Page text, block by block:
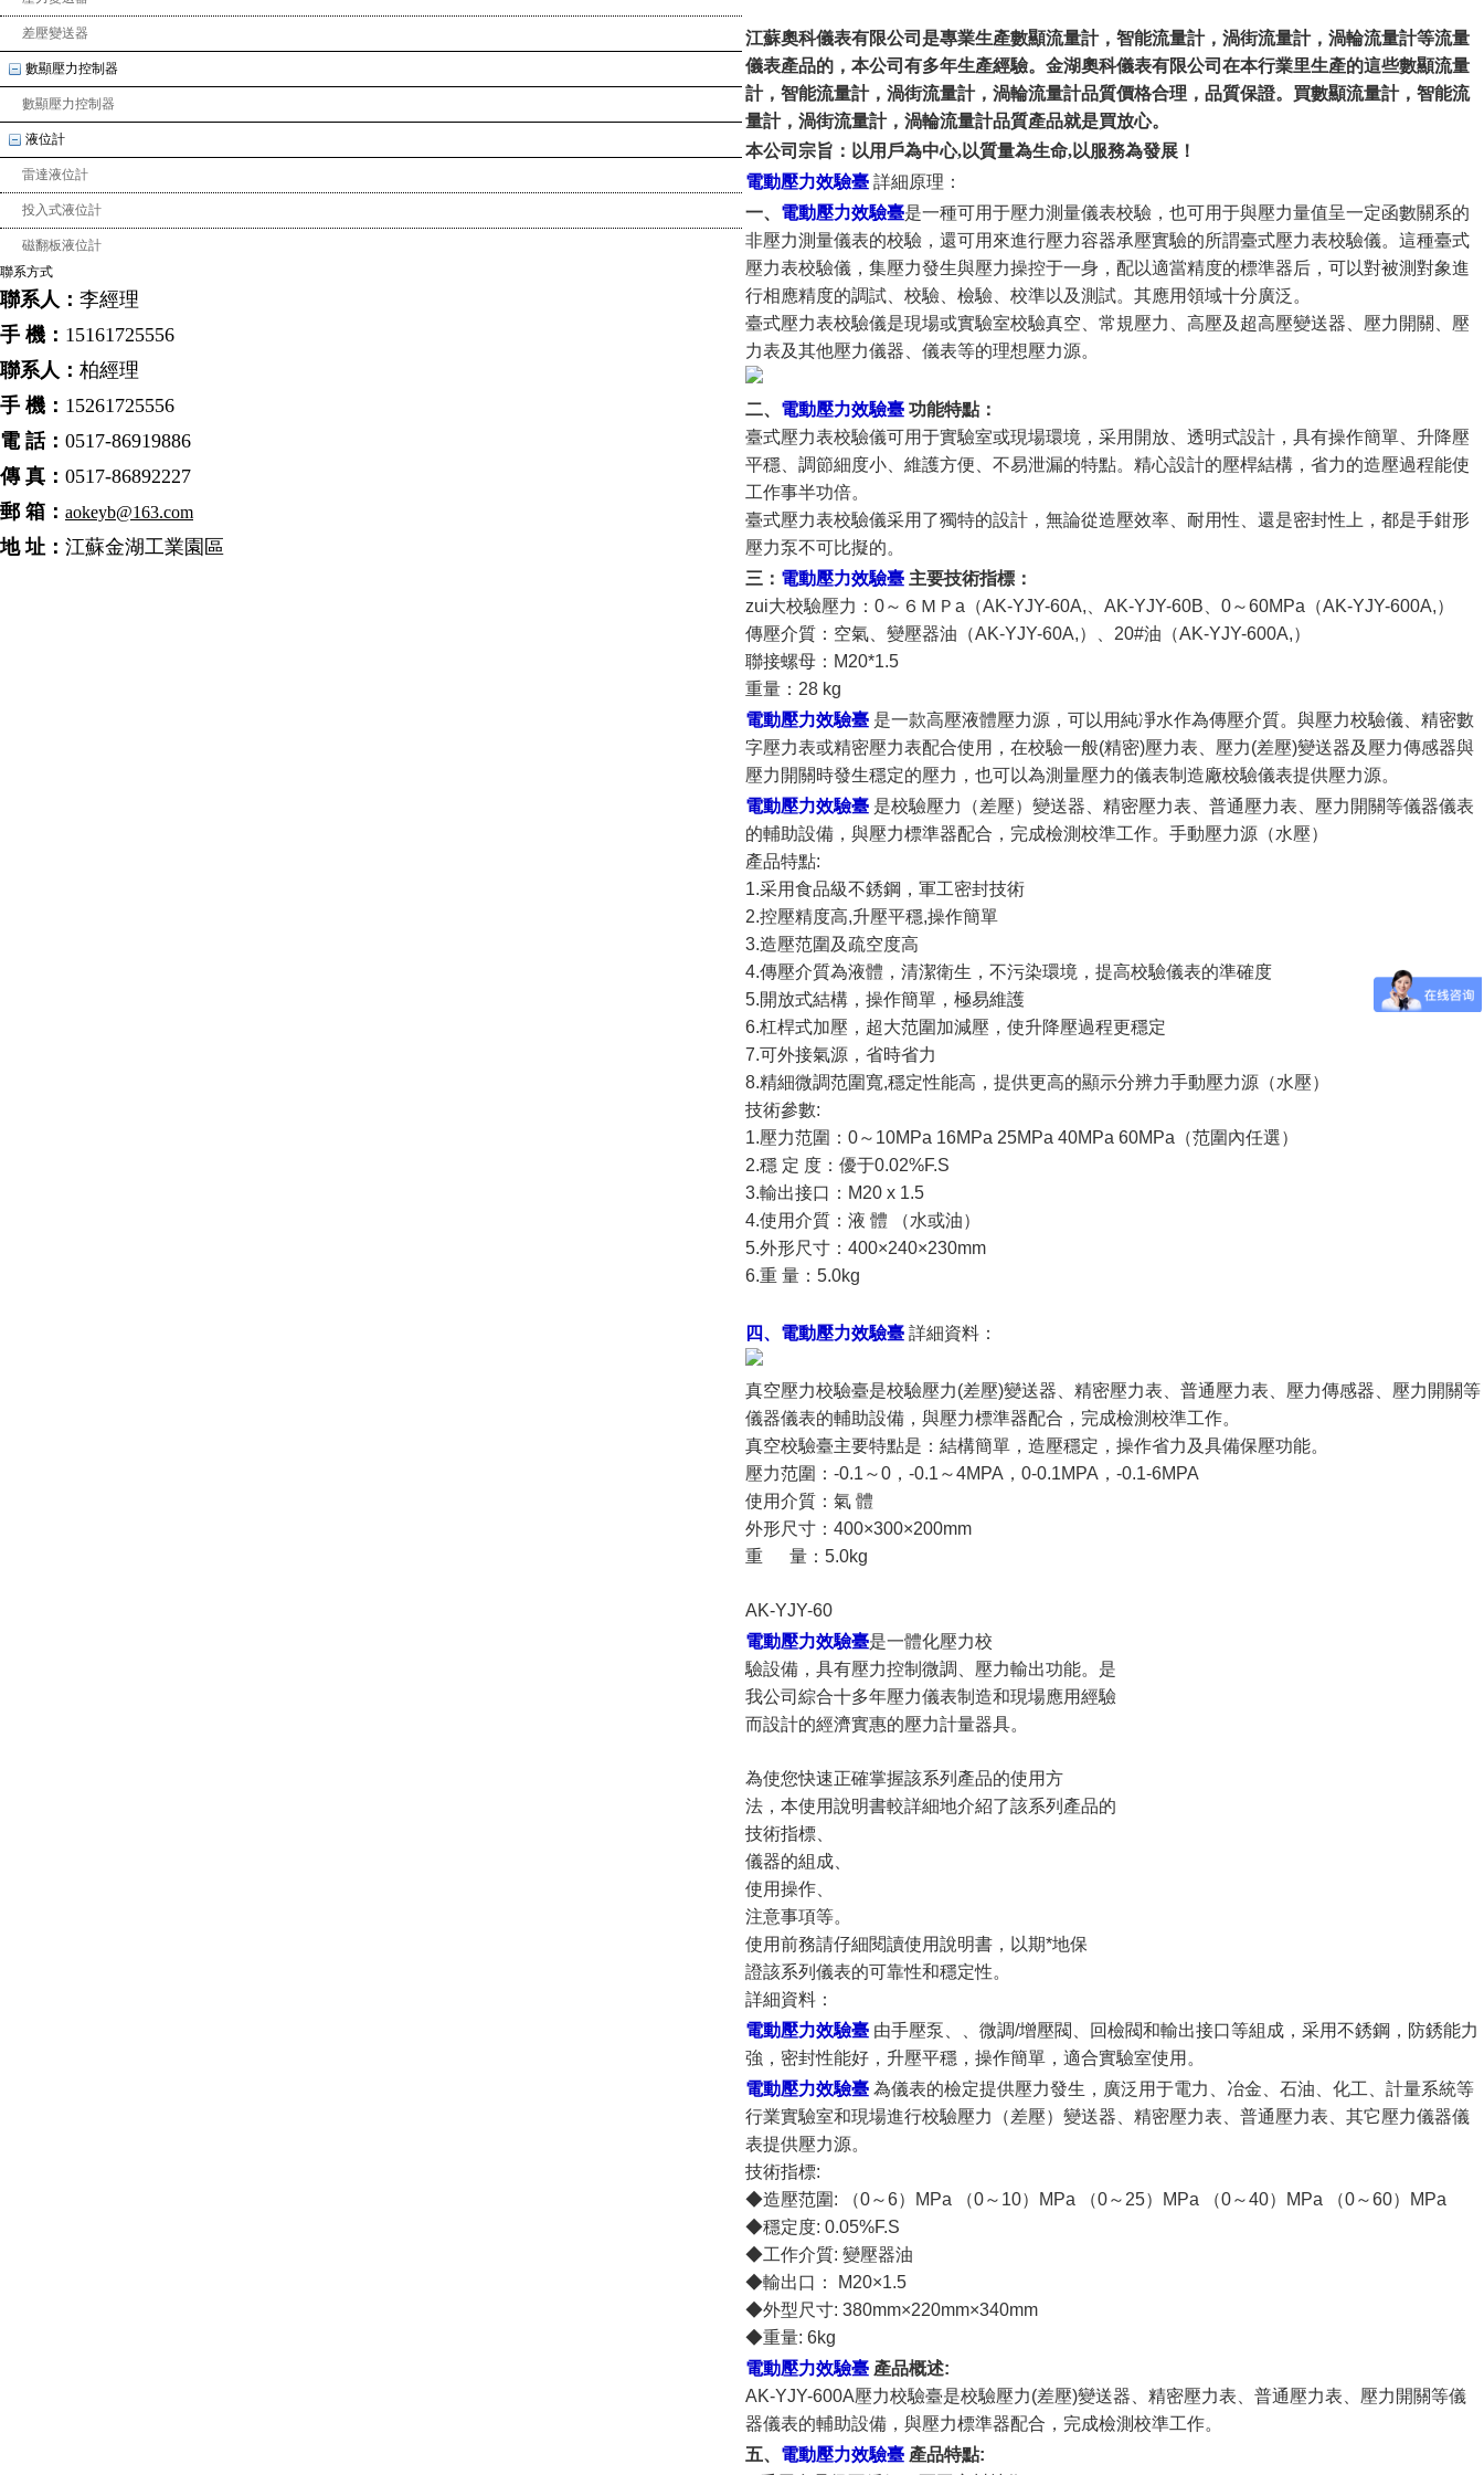
差壓變送器
數顯壓力控制器
數顯壓力控制器
液位計
雷達液位計
投入式液位計
磁翻板液位計
聯系方式
聯系人： 李經理
手 機： 15161725556
聯系人： 柏經理
手 機： 15261725556
電 話： 0517-86919886
傳 真： 0517-86892227
郵 箱： aokeyb@163.com
地 址： 江蘇金湖工業園區
江蘇奧科儀表有限公司是專業生產數顯流量計，智能流量計，渦街流量計，渦輪流量計等流量
儀表產品的，本公司有多年生產經驗。金湖奧科儀表有限公司在本行業里生產的這些數顯流量
計，智能流量計，渦街流量計，渦輪流量計品質價格合理，品質保證。買數顯流量計，智能流
量計，渦街流量計，渦輪流量計品質產品就是買放心。
本公司宗旨：以用戶為中心,以質量為生命,以服務為發展！
電動壓力效驗臺 詳細原理：
一、 電動壓力效驗臺是一種可用于壓力測量儀表校驗，也可用于與壓力量值呈一定函數關系的
非壓力測量儀表的校驗，還可用來進行壓力容器承壓實驗的所謂臺式壓力表校驗儀。這種臺式
壓力表校驗儀，集壓力發生與壓力操控于一身，配以適當精度的標準器后，可以對被測對象進
行相應精度的調試、校驗、檢驗、校準以及測試。其應用領域十分廣泛。
臺式壓力表校驗儀是現場或實驗室校驗真空、常規壓力、高壓及超高壓變送器、壓力開關、壓
力表及其他壓力儀器、儀表等的理想壓力源。
二、 電動壓力效驗臺 功能特點：
臺式壓力表校驗儀可用于實驗室或現場環境，采用開放、透明式設計，具有操作簡單、升降壓
平穩、調節細度小、維護方便、不易泄漏的特點。精心設計的壓桿結構，省力的造壓過程能使
工作事半功倍。
臺式壓力表校驗儀采用了獨特的設計，無論從造壓效率、耐用性、還是密封性上，都是手鉗形
壓力泵不可比擬的。
三： 電動壓力效驗臺 主要技術指標：
zui大校驗壓力： 0～６ＭＰ a （AK-YJY-60A, AK-YJY-60B 0～60MPa （AK-YJY-600A,）
傳壓介質：空氣、變壓器油（AK-YJY-60A,）、 20#油（AK-YJY-600A,）
聯接螺母： M20*1.5
重量： 28 kg
電動壓力效驗臺 是一款高壓液體壓力源，可以用純凈水作為傳壓介質。與壓力校驗儀、精密數
字壓力表或精密壓力表配合使用，在校驗一般(精密)壓力表、壓力(差壓)變送器及壓力傳感器與
壓力開關時發生穩定的壓力，也可以為測量壓力的儀表制造廠校驗儀表提供壓力源。
電動壓力效驗臺 是校驗壓力（差壓）變送器、精密壓力表、普通壓力表、壓力開關等儀器儀表
的輔助設備，與壓力標準器配合，完成檢測校準工作。手動壓力源（水壓）
產品特點:
1.采用食品級不銹鋼，軍工密封技術
2.控壓精度高,升壓平穩,操作簡單
3.造壓范圍及疏空度高
4.傳壓介質為液體，清潔衛生，不污染環境，提高校驗儀表的準確度
5.開放式結構，操作簡單，極易維護
6.杠桿式加壓，超大范圍加減壓，使升降壓過程更穩定
7.可外接氣源，省時省力
8.精細微調范圍寬,穩定性能高，提供更高的顯示分辨力手動壓力源（水壓）
技術參數:
1.壓力范圍：0～10MPa 16MPa 25MPa 40MPa 60MPa（范圍內任選）
2.穩 定 度：優于0.02%F.S
3.輸出接口：M20 x 1.5
4.使用介質：液 體 （水或油）
5.外形尺寸：400×240×230mm
6.重 量：5.0kg
四、 電動壓力效驗臺 詳細資料：
真空壓力校驗臺是校驗壓力(差壓)變送器、精密壓力表、普通壓力表、壓力傳感器、壓力開關等
儀器儀表的輔助設備，與壓力標準器配合，完成檢測校準工作。
真空校驗臺主要特點是：結構簡單，造壓穩定，操作省力及具備保壓功能。
壓力范圍：-0.1～0，-0.1～4MPA，0-0.1MPA，-0.1-6MPA
使用介質：氣 體
外形尺寸：400×300×200mm
重 量：5.0kg
AK-YJY-60
電動壓力效驗臺是一體化壓力校
驗設備，具有壓力控制微調、壓力輸出功能。是
我公司綜合十多年壓力儀表制造和現場應用經驗
而設計的經濟實惠的壓力計量器具。
為使您快速正確掌握該系列產品的使用方
法，本使用說明書較詳細地介紹了該系列產品的
技術指標、
儀器的組成、
使用操作、
注意事項等。
使用前務請仔細閱讀使用說明書，以期*地保
證該系列儀表的可靠性和穩定性。
詳細資料：
電動壓力效驗臺 由手壓泵、、微調/增壓閥、回檢閥和輸出接口等組成，采用不銹鋼，防銹能力
強，密封性能好，升壓平穩，操作簡單，適合實驗室使用。
電動壓力效驗臺 為儀表的檢定提供壓力發生，廣泛用于電力、冶金、石油、化工、計量系統等
行業實驗室和現場進行校驗壓力（差壓）變送器、精密壓力表、普通壓力表、其它壓力儀器儀
表提供壓力源。
技術指標:
◆造壓范圍: （0～6）MPa （0～10）MPa （0～25）MPa （0～40）MPa （0～60）MPa
◆穩定度: 0.05%F.S
◆工作介質: 變壓器油
◆輸出口： M20×1.5
◆外型尺寸: 380mm×220mm×340mm
◆重量: 6kg
電動壓力效驗臺 產品概述:
AK-YJY-600A壓力校驗臺是校驗壓力(差壓)變送器、精密壓力表、普通壓力表、壓力開關等儀
器儀表的輔助設備，與壓力標準器配合，完成檢測校準工作。
五、 電動壓力效驗臺 產品特點: